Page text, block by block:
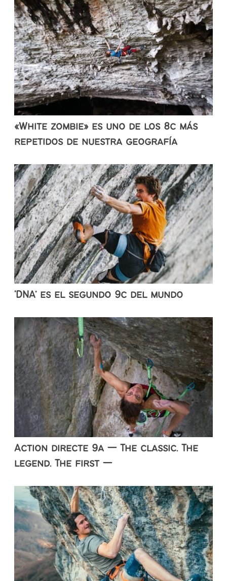
«White zombie» es uno de los 8c más
repetidos de nuestra geografía
‘DNA’ es el segundo 9c del mundo
Action directe 9a — The classic. The
legend. The first —